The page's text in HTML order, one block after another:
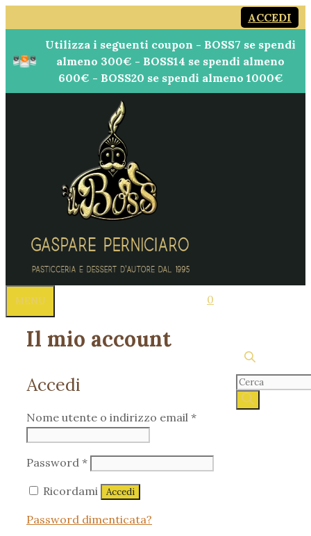
al
contenuto
ACCEDI
Utilizza i seguenti coupon - BOSS7 se spendi
almeno 300€ - BOSS14 se spendi almeno
600€ - BOSS20 se spendi almeno 1000€
Products
search
0
MENU
Il mio account
Accedi
Nome utente o indirizzo email *Richiesto
Password *Richiesto
Ricordami Accedi
Password dimenticata?